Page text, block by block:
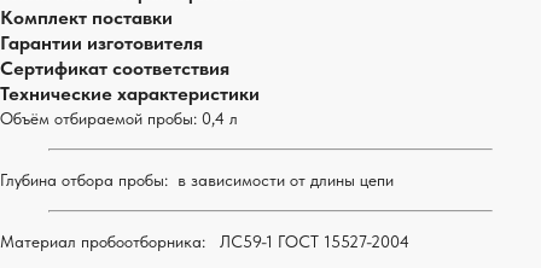
Комплект поставки
Гарантии изготовителя
Сертификат соответствия
Технические характеристики
Объём отбираемой пробы: 0,4 л
Глубина отбора пробы: в зависимости от длины цепи
Материал пробоотборника: ЛС59-1 ГОСТ 15527-2004